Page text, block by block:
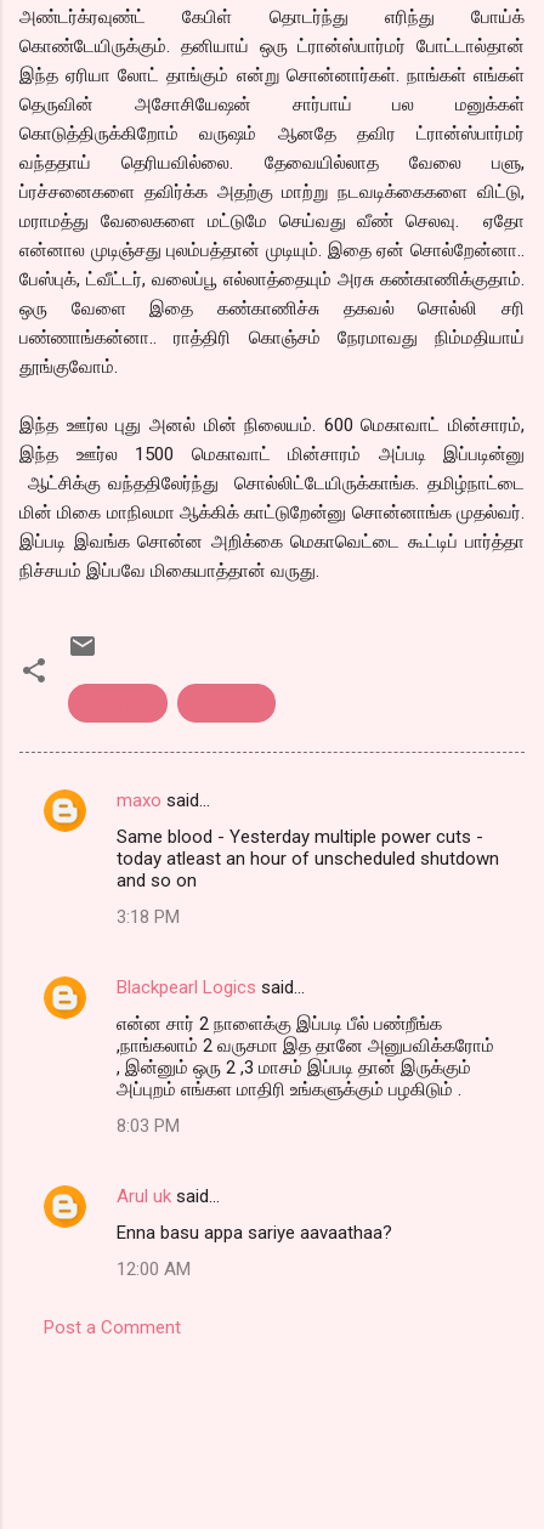
அண்டர்க்ரவுண்ட் கேபிள் தொடர்ந்து எரிந்து போய்க்
கொண்டேயிருக்கும். தனியாய் ஒரு ட்ரான்ஸ்பார்மர் போட்டால்தான்
இந்த ஏரியா லோட் தாங்கும் என்று சொன்னார்கள். நாங்கள் எங்கள்
தெருவின் அசோசியேஷன் சார்பாய் பல மனுக்கள்
கொடுத்திருக்கிறோம் வருஷம் ஆனதே தவிர ட்ரான்ஸ்பார்மர்
வந்ததாய் தெரியவில்லை. தேவையில்லாத வேலை பளு,
ப்ரச்சனைகளை தவிர்க்க அதற்கு மாற்று நடவடிக்கைகளை விட்டு,
மராமத்து வேலைகளை மட்டுமே செய்வது வீண் செலவு. ஏதோ
என்னால முடிஞ்சது புலம்பத்தான் முடியும். இதை ஏன் சொல்றேன்னா..
பேஸ்புக், ட்வீட்டர், வலைப்பூ எல்லாத்தையும் அரசு கண்காணிக்குதாம்.
ஒரு வேளை இதை கண்காணிச்சு தகவல் சொல்லி சரி
பண்ணாங்கன்னா.. ராத்திரி கொஞ்சம் நேரமாவது நிம்மதியாய்
தூங்குவோம்.
இந்த ஊர்ல புது அனல் மின் நிலையம். 600 மெகாவாட் மின்சாரம்,
இந்த ஊர்ல 1500 மெகாவாட் மின்சாரம் அப்படி இப்படின்னு
ஆட்சிக்கு வந்ததிலேர்ந்து சொல்லிட்டேயிருக்காங்க. தமிழ்நாட்டை
மின் மிகை மாநிலமா ஆக்கிக் காட்டுறேன்னு சொன்னாங்க முதல்வர்.
இப்படி இவங்க சொன்ன அறிக்கை மெகாவெட்டை கூட்டிப் பார்த்தா
நிச்சயம் இப்பவே மிகையாத்தான் வருது.
C
n
t
maxo said…
Same blood - Yesterday multiple power cuts -
today atleast an hour of unscheduled shutdown
and so on
3:18 PM
Blackpearl Logics said…
என்ன சார் 2 நாளைக்கு இப்படி பீல் பண்றீங்க
,நாங்கலாம் 2 வருசமா இத தானே அனுபவிக்கரோம்
, இன்னும் ஒரு 2 ,3 மாசம் இப்படி தான் இருக்கும்
அப்புறம் எங்கள மாதிரி உங்களுக்கும் பழகிடும் .
8:03 PM
Arul uk said…
Enna basu appa sariye aavaathaa?
12:00 AM
Post a Comment